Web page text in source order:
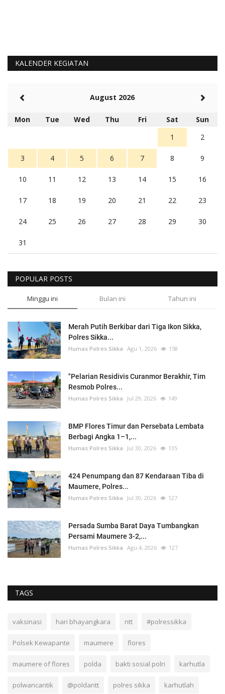
KALENDER KEGIATAN
August 2026
Mon Tue Wed Thu Fri Sat
Sun
1
2
3 4 5 6 7 8 9
10 11 12 13 14 15 16
17 18 19 20 21 22 23
24 25 26 27 28 29 30
31
POPULAR POSTS
Minggu ini Bulan ini Tahun ini
Merah Putih Berkibar dari Tiga Ikon Sikka,
Polres Sikka...
Humas Polres Sikka Agu 1, 2026 158
"Pelarian Residivis Curanmor Berakhir, Tim
Resmob Polres...
Humas Polres Sikka Jul 29, 2026 149
BMP Flores Timur dan Persebata Lembata
Berbagi Angka 1–1,...
Humas Polres Sikka Jul 30, 2026 135
424 Penumpang dan 87 Kendaraan Tiba di
Maumere, Polres...
Humas Polres Sikka Jul 30, 2026 127
Persada Sumba Barat Daya Tumbangkan
Persami Maumere 3-2,...
Humas Polres Sikka Agu 4, 2026 127
TAGS
vaksinasi hari bhayangkara ntt #polressikka
Polsek Kewapante maumere flores
maumere of flores polda bakti sosial polri karhutla
polwancantik @poldantt polres sikka karhutlah